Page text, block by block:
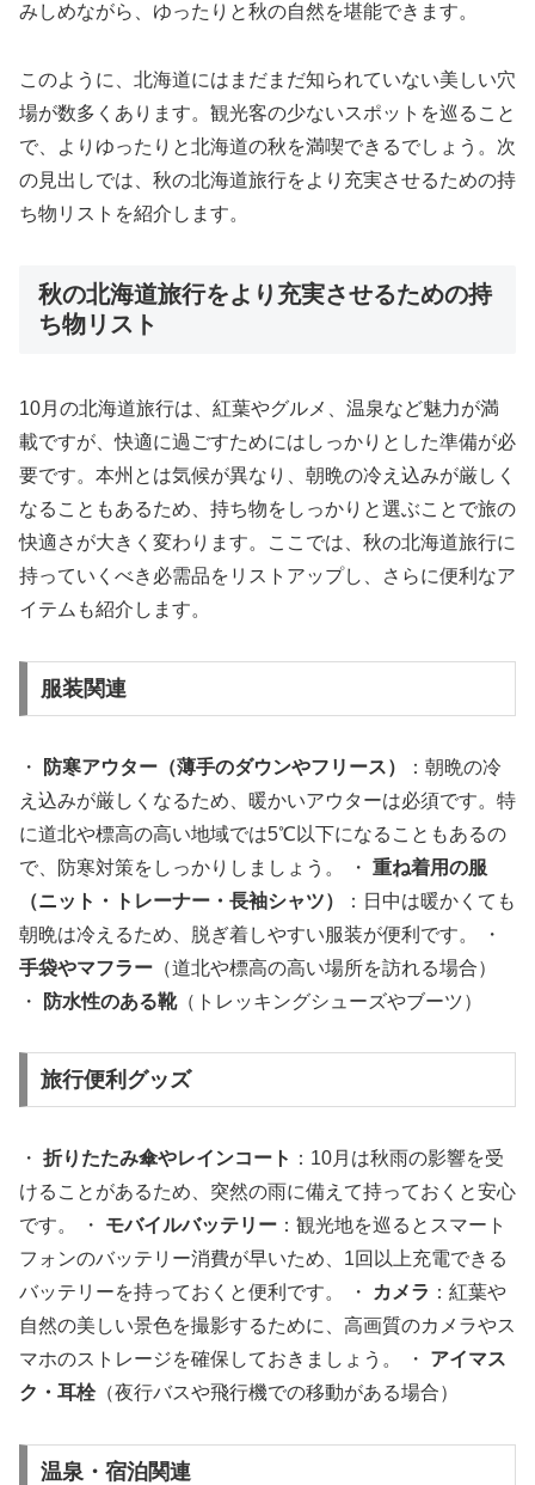
みしめながら、ゆったりと秋の自然を堪能できます。
このように、北海道にはまだまだ知られていない美しい穴
場が数多くあります。観光客の少ないスポットを巡ること
で、よりゆったりと北海道の秋を満喫できるでしょう。次
の見出しでは、秋の北海道旅行をより充実させるための持
ち物リストを紹介します。
秋の北海道旅行をより充実させるための持
ち物リスト
10月の北海道旅行は、紅葉やグルメ、温泉など魅力が満
載ですが、快適に過ごすためにはしっかりとした準備が必
要です。本州とは気候が異なり、朝晩の冷え込みが厳しく
なることもあるため、持ち物をしっかりと選ぶことで旅の
快適さが大きく変わります。ここでは、秋の北海道旅行に
持っていくべき必需品をリストアップし、さらに便利なア
イテムも紹介します。
服装関連
・ 防寒アウター（薄手のダウンやフリース）
：朝晩の冷
え込みが厳しくなるため、暖かいアウターは必須です。特
に道北や標高の高い地域では5℃以下になることもあるの
で、防寒対策をしっかりしましょう。 ・ 重ね着用の服
（ニット・トレーナー・長袖シャツ）
：日中は暖かくても
朝晩は冷えるため、脱ぎ着しやすい服装が便利です。 ・
手袋やマフラー （道北や標高の高い場所を訪れる場合）
・
防水性のある靴（トレッキングシューズやブーツ）
旅行便利グッズ
・ 折りたたみ傘やレインコート ：10月は秋雨の影響を受
けることがあるため、突然の雨に備えて持っておくと安心
です。 ・ モバイルバッテリー ：観光地を巡るとスマート
フォンのバッテリー消費が早いため、1回以上充電できる
バッテリーを持っておくと便利です。 ・
カメラ ：紅葉や
自然の美しい景色を撮影するために、高画質のカメラやス
マホのストレージを確保しておきましょう。 ・ アイマス
ク・耳栓（夜行バスや飛行機での移動がある場合）
温泉・宿泊関連